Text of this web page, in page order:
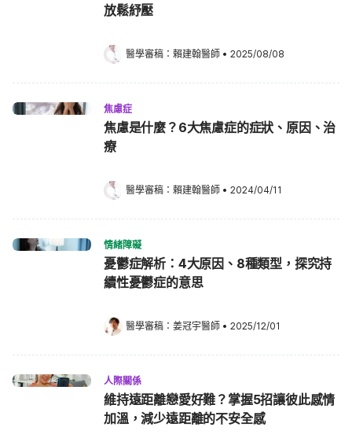
放鬆紓壓
醫學審稿： 賴建翰醫師 • 2025/08/08
焦慮症
焦慮是什麼？6大焦慮症的症狀、原因、治
療
醫學審稿： 賴建翰醫師 • 2024/04/11
情緒障礙
憂鬱症解析：4大原因、8種類型，探究持
續性憂鬱症的意思
醫學審稿： 姜冠宇醫師 • 2025/12/01
人際關係
維持遠距離戀愛好難？掌握5招讓彼此感情
加溫，減少遠距離的不安全感